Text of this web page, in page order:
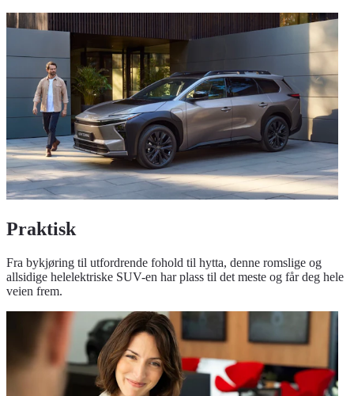
Praktisk
Fra bykjøring til utfordrende fohold til hytta, denne romslige og
allsidige helelektriske SUV-en har plass til det meste og får deg hele
veien frem.